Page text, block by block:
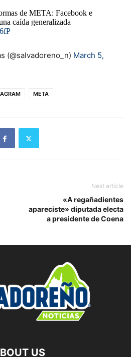
de META: Facebook e
caída generalizada
(@salvadoreno_n) March 5,
META
Next article
«A regañadientes
apareciste» diputada electa
a presidente de Coena
US